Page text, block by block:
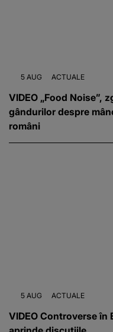
5 AUG ACTUALE
VIDEO „Food Noise”,
gândurilor despre
români
5 AUG ACTUALE
VIDEO Controverse